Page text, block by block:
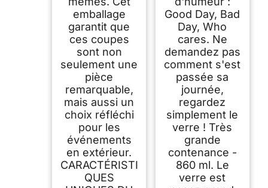
emballage
garantit que
ces coupes
sont non
seulement une
pièce
remarquable,
mais aussi un
choix réfléchi
pour les
événements
en extérieur.
CARACTÉRISTI
QUES
Good Day, Bad
Day, Who
cares. Ne
demandez pas
comment s'est
passée sa
journée,
regardez
simplement le
verre ! Très
grande
contenance -
860 ml. Le
verre est